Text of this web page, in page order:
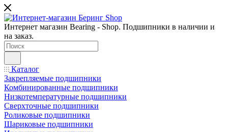
Интернет магазин Bearing - Shop. Подшипники в наличии и
на заказ.
Каталог
Закрепляемые подшипники
Комбинированные подшипники
Низкотемпературные подшипники
Сверхточные подшипники
Роликовые подшипники
Шариковые подшипники